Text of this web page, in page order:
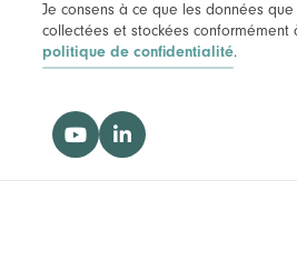
Je consens à ce que les données
collectées et stockées conformément
politique de confidentialité.